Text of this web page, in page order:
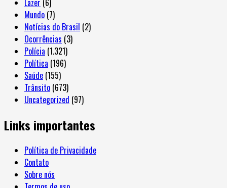
Lazer (6)
Mundo (7)
Notícias do Brasil (2)
Ocorrências (3)
Polícia (1.321)
Política (196)
Saúde (155)
Trânsito (673)
Uncategorized (97)
Links importantes
Política de Privacidade
Contato
Sobre nós